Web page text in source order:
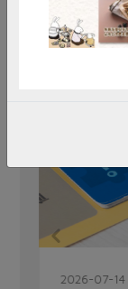
2026-07-14